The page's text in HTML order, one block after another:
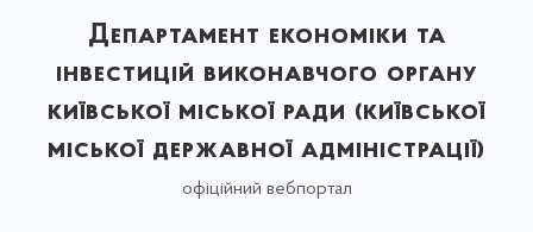
Департамент економіки та
інвестицій виконавчого органу
київської міської ради (київської
міської державної адміністрації)
офіційний вебпортал